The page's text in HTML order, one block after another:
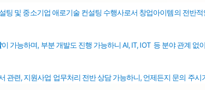
팅 및 중소기업 애로기술 컨설팅 수행사로서 창업아이템의 전반적
이 가능하며, 부분 개발도 진행 가능하니 AI, IT, IOT 등 분야 관계 없
관련, 지원사업 업무처리 전반상담 가능하니, 언제든지 문의 주시